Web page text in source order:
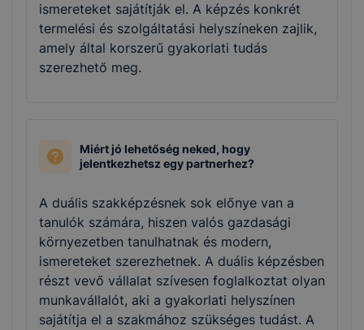
ismereteket sajátítják el. A képzés konkrét
termelési és szolgáltatási helyszíneken zajlik,
amely által korszerű gyakorlati tudás
szerezhető meg.
Miért jó lehetőség neked, hogy
jelentkezhetsz egy partnerhez?
A duális szakképzésnek sok előnye van a
tanulók számára, hiszen valós gazdasági
környezetben tanulhatnak és modern,
ismereteket szerezhetnek. A duális képzésben
részt vevő vállalat szívesen foglalkoztat olyan
munkavállalót, aki a gyakorlati helyszínen
sajátítja el a szakmához szükséges tudást. A